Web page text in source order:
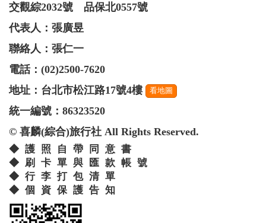
交觀綜2032號 品保北0557號
代表人：張廣昱
聯絡人：張仁一
電話：(02)2500-7620
地址：台北市松江路17號4樓
看地圖
統一編號：86323520
© 喜麟(綜合)旅行社 All Rights Reserved.
◆護照自帶同意書
◆刷卡單與匯款帳號
◆行李打包清單
◆個資保護告知